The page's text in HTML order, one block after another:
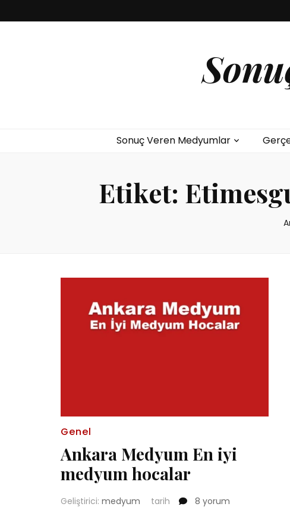
Sonuç Veren Medyumlar
Etiket:
Genel
Ankara Medyum En iyi
medyum hocalar
Geliştirici: medyum tarih
Ankara
8 yorum